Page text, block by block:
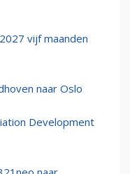
vijf maanden
naar Oslo
Development